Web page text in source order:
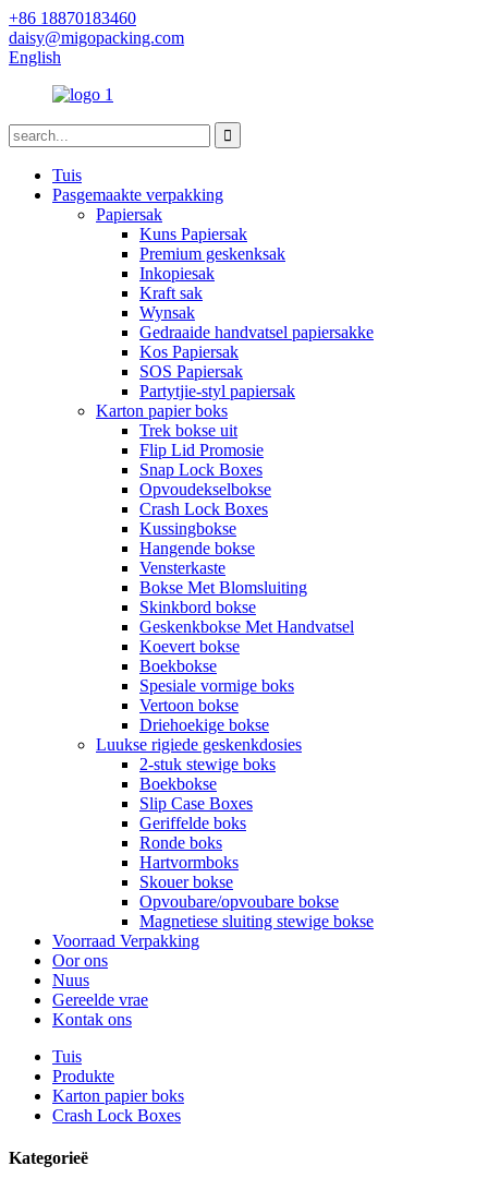
+86 18870183460
daisy@migopacking.com
English
Tuis
Pasgemaakte verpakking
Papiersak
Kuns Papiersak
Premium geskenksak
Inkopiesak
Kraft sak
Wynsak
Gedraaide handvatsel papiersakke
Kos Papiersak
SOS Papiersak
Partytjie-styl papiersak
Karton papier boks
Trek bokse uit
Flip Lid Promosie
Snap Lock Boxes
Opvoudekselbokse
Crash Lock Boxes
Kussingbokse
Hangende bokse
Vensterkaste
Bokse Met Blomsluiting
Skinkbord bokse
Geskenkbokse Met Handvatsel
Koevert bokse
Boekbokse
Spesiale vormige boks
Vertoon bokse
Driehoekige bokse
Luukse rigiede geskenkdosies
2-stuk stewige boks
Boekbokse
Slip Case Boxes
Geriffelde boks
Ronde boks
Hartvormboks
Skouer bokse
Opvoubare/opvoubare bokse
Magnetiese sluiting stewige bokse
Voorraad Verpakking
Oor ons
Nuus
Gereelde vrae
Kontak ons
Tuis
Produkte
Karton papier boks
Crash Lock Boxes
Kategorieë